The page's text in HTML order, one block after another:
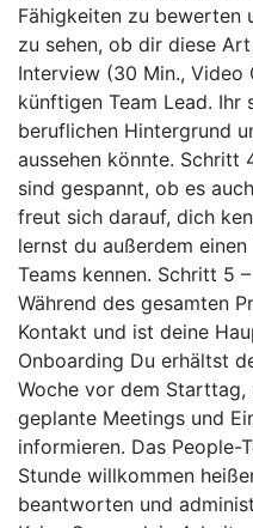
Fähigkeiten zu
zu sehen, ob dir diese
Interview (30 Min., Video
künftigen Team Lead.
beruflichen Hintergrund
aussehen könnte. Schritt
sind gespannt, ob es
freut sich darauf, dich
lernst du außerdem
Teams kennen. Schritt 5
Während des gesamten
Kontakt und ist deine
Onboarding Du erhältst
Woche vor dem Starttag,
geplante Meetings und
informieren. Das People-
Stunde willkommen
beantworten und